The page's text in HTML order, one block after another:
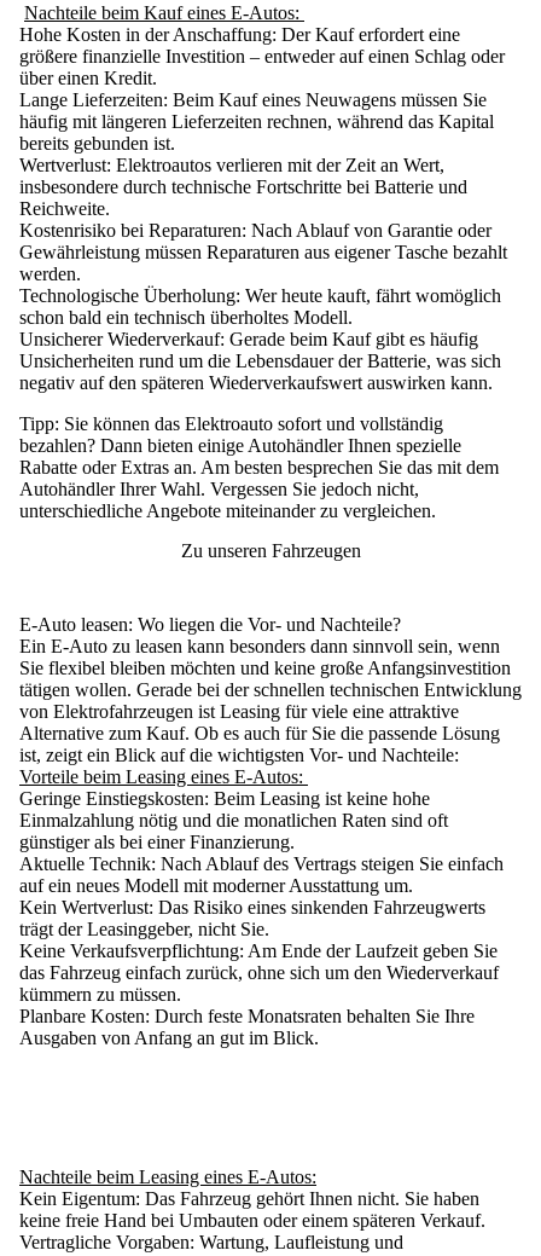
Nachteile beim Kauf eines E-Autos:
Hohe Kosten in der Anschaffung: Der Kauf erfordert eine
größere finanzielle Investition – entweder auf einen Schlag oder
über einen Kredit.
Lange Lieferzeiten: Beim Kauf eines Neuwagens müssen Sie
häufig mit längeren Lieferzeiten rechnen, während das Kapital
bereits gebunden ist.
Wertverlust: Elektroautos verlieren mit der Zeit an Wert,
insbesondere durch technische Fortschritte bei Batterie und
Reichweite.
Kostenrisiko bei Reparaturen: Nach Ablauf von Garantie oder
Gewährleistung müssen Reparaturen aus eigener Tasche bezahlt
werden.
Technologische Überholung: Wer heute kauft, fährt womöglich
schon bald ein technisch überholtes Modell.
Unsicherer Wiederverkauf: Gerade beim Kauf gibt es häufig
Unsicherheiten rund um die Lebensdauer der Batterie, was sich
negativ auf den späteren Wiederverkaufswert auswirken kann.
Tipp: Sie können das Elektroauto sofort und vollständig
bezahlen? Dann bieten einige Autohändler Ihnen spezielle
Rabatte oder Extras an. Am besten besprechen Sie das mit dem
Autohändler Ihrer Wahl. Vergessen Sie jedoch nicht,
unterschiedliche Angebote miteinander zu vergleichen.
Zu unseren Fahrzeugen
E-Auto leasen: Wo liegen die Vor- und Nachteile?
Ein E-Auto zu leasen kann besonders dann sinnvoll sein, wenn
Sie flexibel bleiben möchten und keine große Anfangsinvestition
tätigen wollen. Gerade bei der schnellen technischen Entwicklung
von Elektrofahrzeugen ist Leasing für viele eine attraktive
Alternative zum Kauf. Ob es auch für Sie die passende Lösung
ist, zeigt ein Blick auf die wichtigsten Vor- und Nachteile:
Vorteile beim Leasing eines E-Autos:
Geringe Einstiegskosten: Beim Leasing ist keine hohe
Einmalzahlung nötig und die monatlichen Raten sind oft
günstiger als bei einer Finanzierung.
Aktuelle Technik: Nach Ablauf des Vertrags steigen Sie einfach
auf ein neues Modell mit moderner Ausstattung um.
Kein Wertverlust: Das Risiko eines sinkenden Fahrzeugwerts
trägt der Leasinggeber, nicht Sie.
Keine Verkaufsverpflichtung: Am Ende der Laufzeit geben Sie
das Fahrzeug einfach zurück, ohne sich um den Wiederverkauf
kümmern zu müssen.
Planbare Kosten: Durch feste Monatsraten behalten Sie Ihre
Ausgaben von Anfang an gut im Blick.
Nachteile beim Leasing eines E-Autos:
Kein Eigentum: Das Fahrzeug gehört Ihnen nicht. Sie haben
keine freie Hand bei Umbauten oder einem späteren Verkauf.
Vertragliche Vorgaben: Wartung, Laufleistung und